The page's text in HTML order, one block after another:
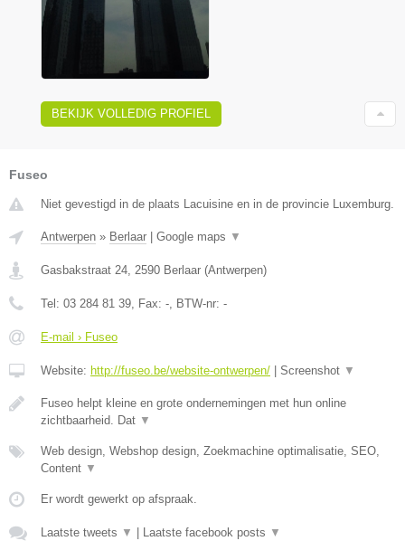
BEKIJK VOLLEDIG PROFIEL
Fuseo
Niet gevestigd in de plaats Lacuisine en in de provincie Luxemburg.
Antwerpen » Berlaar Google maps ▼
Gasbakstraat 24, 2590 Berlaar (Antwerpen)
Tel: 03 284 81 39, Fax: -, BTW-nr: -
E-mail › Fuseo
Website: http://fuseo.be/website-ontwerpen/ Screenshot ▼
Fuseo helpt kleine en grote ondernemingen met hun online
zichtbaarheid. Dat ▼
Web design, Webshop design, Zoekmachine optimalisatie, SEO,
Content ▼
Er wordt gewerkt op afspraak.
Laatste tweets ▼ Laatste facebook posts ▼